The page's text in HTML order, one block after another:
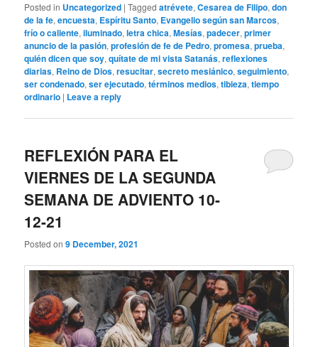
Posted in Uncategorized |Tagged atrévete,Cesarea de Filipo,don
de la fe,encuesta, Espíritu Santo, Evangelio según san Marcos,
frío o caliente,iluminado,letra chica,Mesías,padecer,primer
anuncio de la pasión,profesión de fe de Pedro,promesa,prueba,
quién dicen que soy,quítate de mi vista Satanás,reflexiones
diarias, Reino de Dios,resucitar,secreto mesiánico,seguimiento,
ser condenado,ser ejecutado,términos medios,tibieza,tiempo
ordinario | Leave a reply
REFLEXIÓN PARA EL
VIERNES DE LA SEGUNDA
SEMANA DE ADVIENTO 10-
12-21
Posted on9 December, 2021